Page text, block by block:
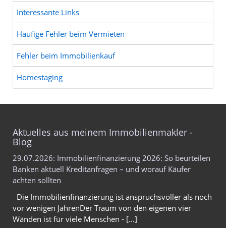
Interessante Links
Häufige Fehler beim Vermieten
Fehler beim Immobilienkauf
Homestaging
Aktuelles aus meinem Immobilienmakler -
Blog
29.07.2026: Immobilienfinanzierung 2026: So beurteilen
Banken aktuell Kreditanfragen – und worauf Käufer
achten sollten
Die Immobilienfinanzierung ist anspruchsvoller als noch
vor wenigen JahrenDer Traum von den eigenen vier
Wänden ist für viele Menschen - [...]